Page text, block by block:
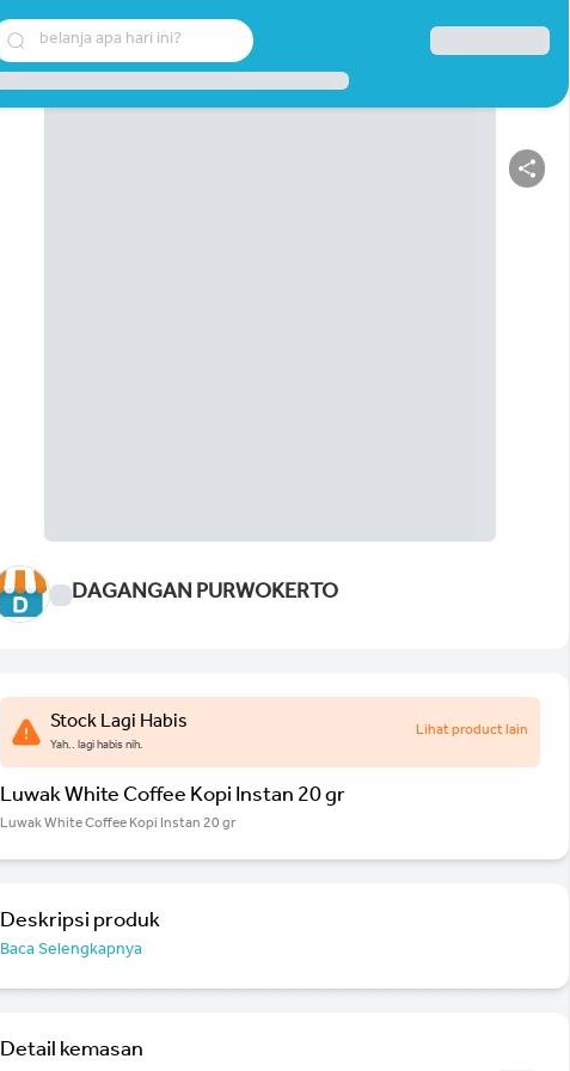
belanja apa hari ini?
DAGANGAN PURWOKERTO
Stock Lagi Habis
Yah.. lagi habis nih.
Lihat product lain
Luwak White Coffee Kopi Instan 20 gr
Luwak White Coffee Kopi Instan 20 gr
Deskripsi produk
Baca Selengkapnya
Detail kemasan